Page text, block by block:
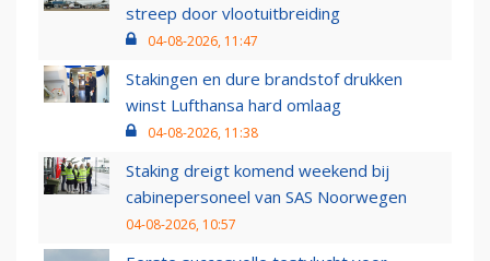
streep door vlootuitbreiding
04-08-2026, 11:47
Stakingen en dure brandstof drukken
winst Lufthansa hard omlaag
04-08-2026, 11:38
Staking dreigt komend weekend bij
cabinepersoneel van SAS Noorwegen
04-08-2026, 10:57